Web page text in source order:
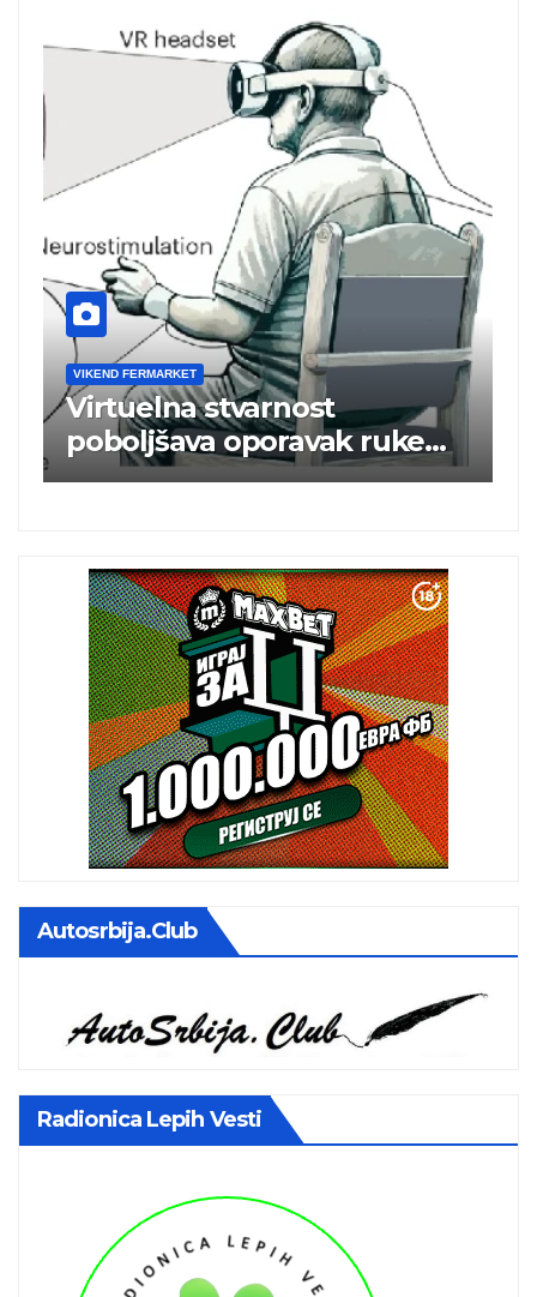
VIKEND FERMARKET
Brže priključenje na
elektroenergetsku mrežu
Autosrbija.club
Radionica Lepih Vesti